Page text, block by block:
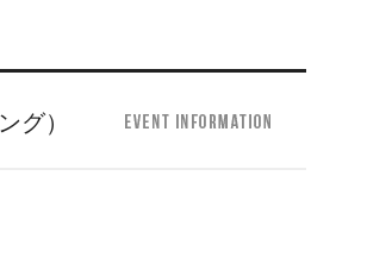
グ）